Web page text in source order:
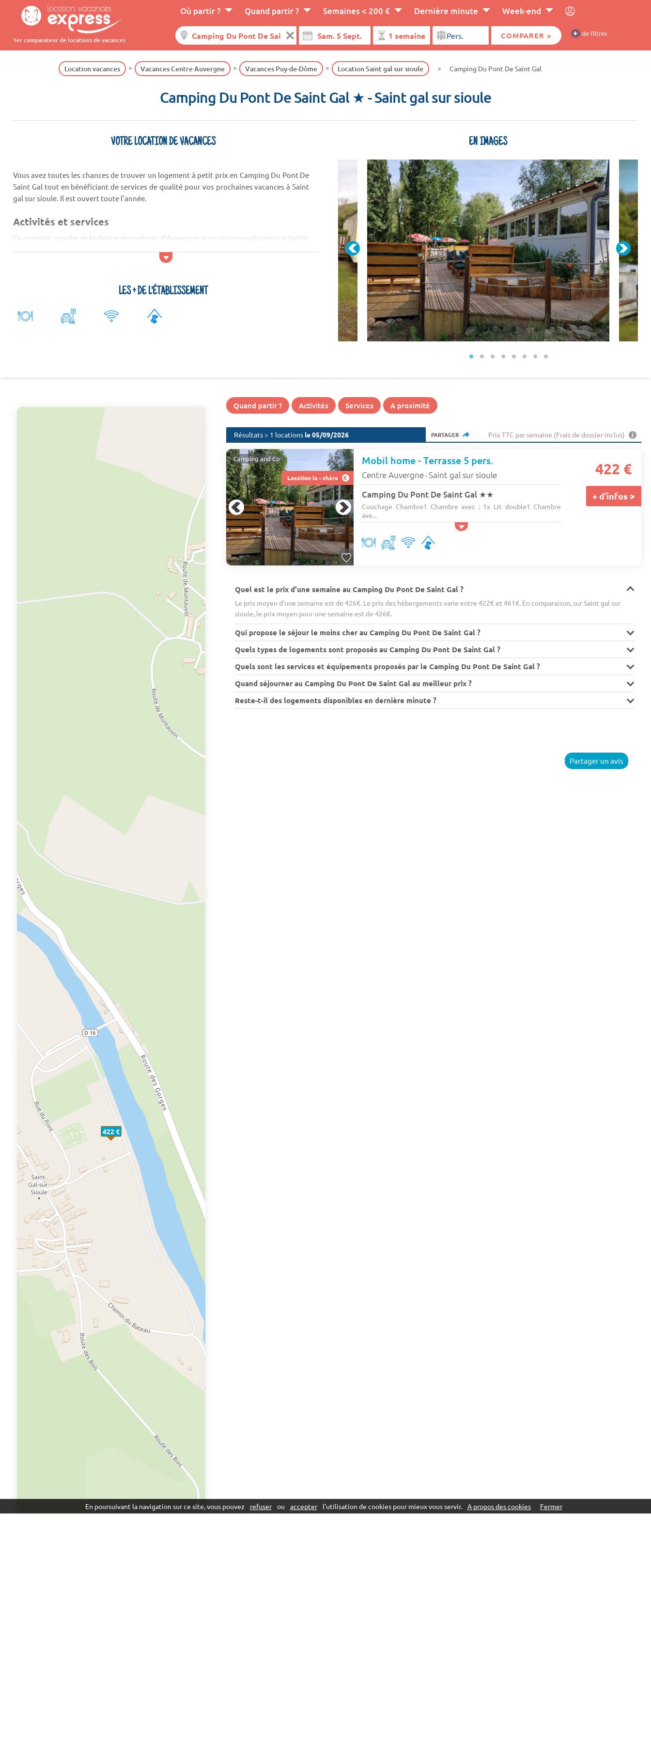
1er comparateur de locations de vacances
Où partir ? Quand partir ? Semaines < 200 € Dernière minute Week-end
COMPARER > + de filtres
Location vacances Vacances Centre Auvergne Vacances Puy-de-Dôme Location Saint gal sur sioule Camping Du Pont De Saint Gal
Camping Du Pont De Saint Gal ★- Saint gal sur sioule
VOTRE LOCATION DE VACANCES
Vous avez toutes les chances de trouver un logement à petit prix en Camping Du Pont De
Saint Gal tout en bénéficiant de services de qualité pour vos prochaines vacances à Saint
gal sur sioule. Il est ouvert toute l'année.
Activités et services
Ce camping, proche de la chaine des volcans d'Auvergne, vous propose plusieurs activités
: pêche, baignade à la piscine, boulodrome, trampolines, accrobranche, canoe, balades à
LES + DE L'ÉTABLISSEMENT
EN IMAGES
422 €
Quand partir ? Activités Services A proximité
Résultats > 1 locations le 05/09/2026 PARTAGER Prix TTC par semaine (Frais de dossier inclus)
Location la - chère
Camping and Co Mobil home - Terrasse 5 pers.
Centre Auvergne-Saint gal sur sioule
Camping Du Pont De Saint Gal ★★
Couchage Chambre1 Chambre avec : 1x Lit double1 Chambre
ave...
422 €
+ d'infos >
Quel est le prix d’une semaine au Camping Du Pont De Saint Gal ?
Le prix moyen d’une semaine est de 426€. Le prix des hébergements varie entre 422€ et 461€. En comparaison, sur Saint gal sur
sioule, le prix moyen pour une semaine est de 426€.
Qui propose le séjour le moins cher au Camping Du Pont De Saint Gal ?
Quels types de logements sont proposés au Camping Du Pont De Saint Gal ?
Quels sont les services et équipements proposés par le Camping Du Pont De Saint Gal ?
Quand séjourner au Camping Du Pont De Saint Gal au meilleur prix ?
Reste-t-il des logements disponibles en dernière minute ?
Partager un avis
En poursuivant la navigation sur ce site, vous pouvez refuser ou accepter l'utilisation de cookies pour mieux vous servir. A propos des cookies Fermer